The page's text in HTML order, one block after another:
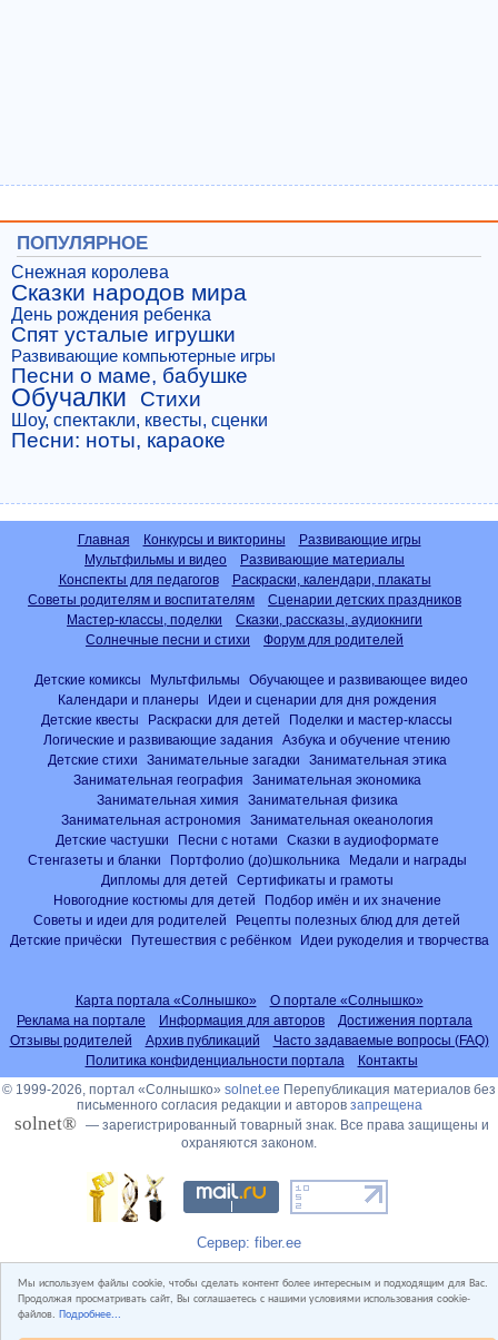
Мы используем файлы cookie, чтобы сделать контент более интересным и подходящим для Вас.
Продолжая просматривать сайт, Вы соглашаетесь с нашими условиями использования cookie-
файлов. Подробнее...
ПОПУЛЯРНОЕ
Снежная королева
Сказки народов мира
День рождения ребенка
Спят усталые игрушки
Развивающие компьютерные игры
Песни о маме, бабушке
Обучалки Стихи
Шоу, спектакли, квесты, сценки
Песни: ноты, караоке
Главная Конкурсы и викторины
Развивающие игры
Мультфильмы и видео
Развивающие материалы
Конспекты для педагогов
Раскраски, календари, плакаты
Советы родителям и воспитателям
Сценарии детских праздников
Мастер-классы, поделки
Сказки, рассказы, аудиокниги
Солнечные песни и стихи
Форум для родителей
Детские комиксы Мультфильмы
Обучающее и развивающее видео
Календари и планеры
Идеи и сценарии для дня рождения
Детские квесты
Раскраски для детей
Поделки и мастер-классы
Логические и развивающие задания
Азбука и обучение чтению
Детские стихи
Занимательные загадки
Занимательная этика
Занимательная география
Занимательная экономика
Занимательная химия
Занимательная физика
Занимательная астрономия
Занимательная океанология
Детские частушки
Песни с нотами
Сказки в аудиоформате
Стенгазеты и бланки
Портфолио (до)школьника
Медали и награды
Дипломы для детей
Сертификаты и грамоты
Новогодние костюмы для детей
Подбор имён и их значение
Советы и идеи для родителей
Рецепты полезных блюд для детей
Детские причёски
Путешествия с ребёнком Идеи рукоделия и творчества
Карта портала «Солнышко»
О портале «Солнышко»
Реклама на портале
Информация для авторов
Достижения портала
Отзывы родителей
Архив публикаций
Часто задаваемые вопросы (FAQ)
Политика конфиденциальности портала
Контакты
© 1999-2026, портал «Солнышко» solnet.ee Перепубликация материалов без
письменного согласия редакции и авторов запрещена
solnet® — зарегистрированный товарный знак. Все права защищены и
охраняются законом.
Сервер: fiber.ee